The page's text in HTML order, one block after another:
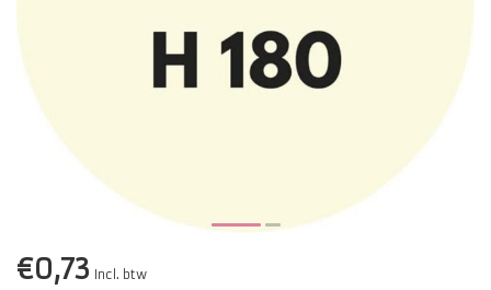
€0,73 Incl. btw